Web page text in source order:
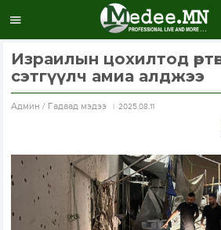
Израилын цохилтод
сэтгүүлч амиа алджээ
Aдмин / Гадаад мэдээ 2025.08.11